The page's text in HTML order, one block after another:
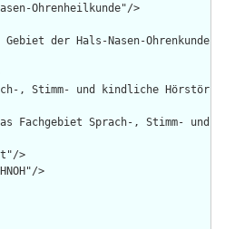
Ohrenheilkunde"/>
Gebiet der Hals-Nasen-
, Stimm- und kindliche
Fachgebiet Sprach-, Stimm- und
>
>